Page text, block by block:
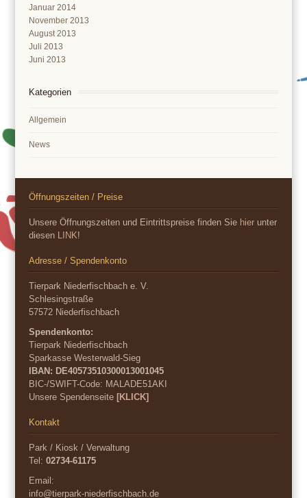
Januar 2014
November 2013
August 2013
Juli 2013
Juni 2013
Kategorien
Allgemein
News
Öffnungszeiten / Preise
Unsere Öffnungszeiten und Eintrittspreise finden Sie hier unter
diesen LINK!
Adresse / Spendenkonto
Tierpark Niederfischbach e. V.
Schlesingstraße
57572 Niederfischbach
Spendenkonto:
Tierpark Niederfischbach
Sparkasse Westerwald-Sieg
IBAN: DE40573510300013001045
BIC-/SWIFT-Code: MALADE51AKI
Unsere Spendenseite[KLICK]
Kontakt
Park / Kiosk / Verwaltung
Tel:02734-61175
Email:
info@tierpark-niederfischbach.de